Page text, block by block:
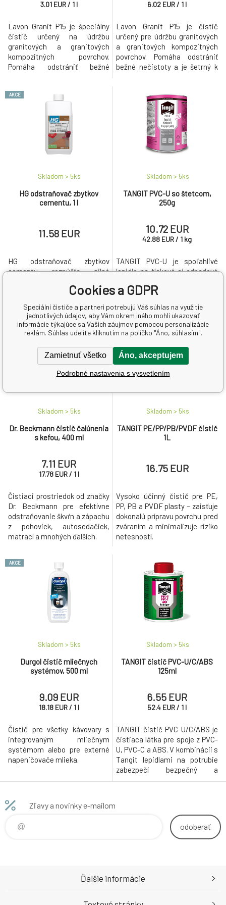
3.01 EUR / 1 l
Lavon Granit P15 je špeciálny
čistič určený na údržbu
granitových a granitových
kompozitných povrchov.
Pomáha odstrániť bežné
6.02 EUR/ 1 l
Lavon Granit P15 je čistič
určený pre údržbu granitových
a granitových kompozitných
povrchov. Pomáha odstrániť
bežné nečistoty a je šetrný k
AKCE
HG odstraňovač zbytkov
cementu, 1 l
Skladom > 5ks
11.58 EUR
HG odstraňovač zbytkov
cementu rozpúšťa silné
malty. Nerozpúšťa cement vo
zpevňuje. Prípravok je vhodný
predovšetkým pre pórovité a
nie zdrsnené podlahy a steny.
TANGIT PVC-U so štetcom,
250g
Skladom > 5ks
10.72 EUR
42.88 EUR/ 1 kg
TANGIT PVC-U je spoľahlivé
lepidlo na tlakové aj odpadové
pevné a tesné spoje podľa
Dr. Beckmann čistič čalúnenia
s kefou, 400 ml
Skladom > 5ks
7.11 EUR
17.78 EUR / 1 l
Čistiaci prostriedok od značky
Dr. Beckmann pre efektívne
odstraňovanie škvŕn a zápachu
z pohoviek, autosedačiek,
matrací a mnohých ďalších.
TANGIT PE/PP/PB/PVDF čistič
1L
Skladom > 5ks
16.75 EUR
Vysoko účinný čistič pre PE,
PP, PB a PVDF plasty – zaisťuje
dokonalú prípravu povrchu pred
zváraním a minimalizuje riziko
netesností.
AKCE
Durgol čistič mliečnych
systémov, 500 ml
Skladom > 5ks
9.09 EUR
18.18 EUR / 1 l
Čistič pre všetky kávovary s
integrovaným mliečnym
systémom alebo pre externé
napeničovače mlieka.
TANGIT čistič PVC-U/C/ABS
125ml
Skladom > 5ks
6.55 EUR
52.4 EUR/ 1 l
TANGIT čistič PVC-U/C/ABS je
čistiaca látka pre spoje z PVC-
U, PVC-C a ABS. V kombinácii s
Tangit lepidlami na potrubie
zabezpečí bezpečný a
spoľahlivý spoj.
Zľavy a novinky e-mailom
odoberať
Ďalšie informácie
Cookies a GDPR
Speciální čističe a partneri potrebujú Váš súhlas na využitie
jednotlivých údajov, aby Vám okrem iného mohli ukazovať
informácie týkajúce sa Vašich záujmov pomocou personalizácie
reklám. Súhlas udelíte kliknutím na políčko "Áno, súhlasím".
Zamietnuť všetko Áno, akceptujem
Podrobné nastavenia s vysvetlením